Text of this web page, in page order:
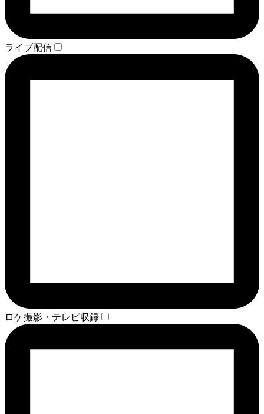
ライブ配信
ロケ撮影・テレビ収録